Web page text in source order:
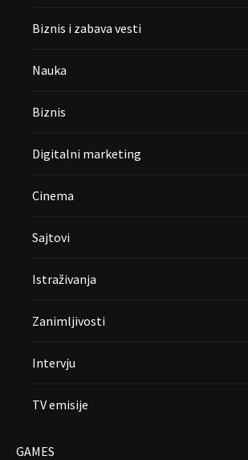
Biznis i zabava vesti
Nauka
Biznis
Digitalni marketing
Cinema
Sajtovi
Istraživanja
Zanimljivosti
Intervju
TV emisije
GAMES